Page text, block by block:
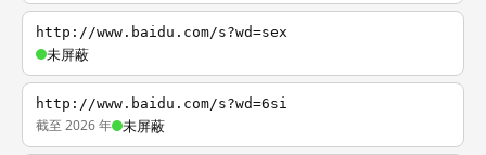
http://www.baidu.com/s?wd=sex
未屏蔽
http://www.baidu.com/s?wd=6si
截至 2026 年 未屏蔽